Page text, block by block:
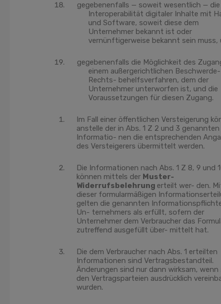
gegebenenfalls — soweit wesentlich — die
Interoperabilität digitaler Inhalte mit
und Software, soweit diese dem
Unternehmer bekannt ist oder
vernünftigerweise bekannt sein muss,
gegebenenfalls die Möglichkeit des
einem außergerichtlichen
Rechts- behelfsverfahren, dem der
Unternehmer unterworfen ist, und die
Voraussetzungen für diesen Zugang.
Im Fall einer öffentlichen Versteigerung
anstelle der in Abs. 1 Z 2 und 3 genannten
Informatio- nen die entsprechenden
des Versteigerers übermittelt werden.
Die Informationen nach Abs. 1 Z 8, 9 und
können mittels der Muster-
Widerrufsbelehrung erteilt wer- den.
dieser formularmäßigen
gelten die genannten
Un- ternehmers als erfüllt, sofern der
Unternehmer dem Verbraucher das
zutreffend ausgefüllt über- mittelt hat.
Die dem Verbraucher nach Abs. 1 erteilten
Informationen sind Vertragsbestandteil.
Änderungen sind nur dann wirksam, wenn
den Vertragsparteien ausdrücklich
wurden.